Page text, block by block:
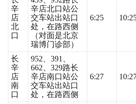
辛
店
北
口
辛店北口站公
交车站出站口
处，在路西侧
（对面是北京
瑞博门诊部）
6:25
长
辛
店
南
口
952、391、
662、329路长
辛店南口站公
交车站出站口
处，在路西侧
6:27